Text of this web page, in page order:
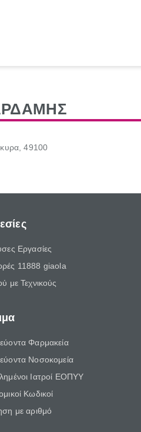
49100
Εργασίες
11888 giaola
με Τεχνικούς
Φαρμακεία
Νοσοκομεία
Ιατροί ΕΟΠΥΥ
Κωδικοί
με αριθμό